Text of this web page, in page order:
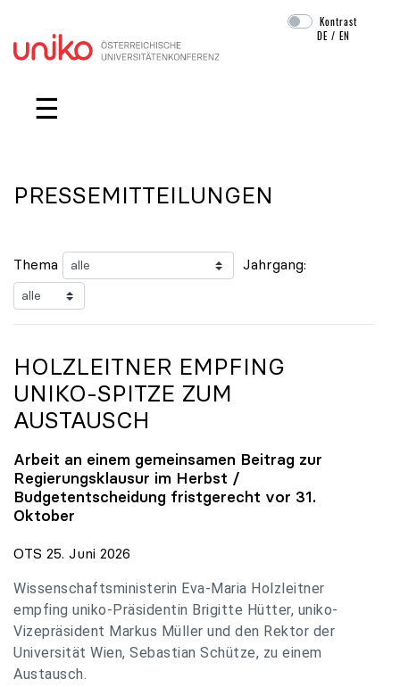
Navigation überspringen
Kontrast
DE /EN
☰
PRESSEMITTEILUNGEN
Thema Jahrgang:
HOLZLEITNER EMPFING
UNIKO-SPITZE ZUM
AUSTAUSCH
Arbeit an einem gemeinsamen Beitrag zur
Regierungsklausur im Herbst /
Budgetentscheidung fristgerecht vor 31.
Oktober
OTS 25. Juni 2026
Wissenschaftsministerin Eva-Maria Holzleitner
empfing uniko-Präsidentin Brigitte Hütter, uniko-
Vizepräsident Markus Müller und den Rektor der
Universität Wien, Sebastian Schütze, zu einem
Austausch.